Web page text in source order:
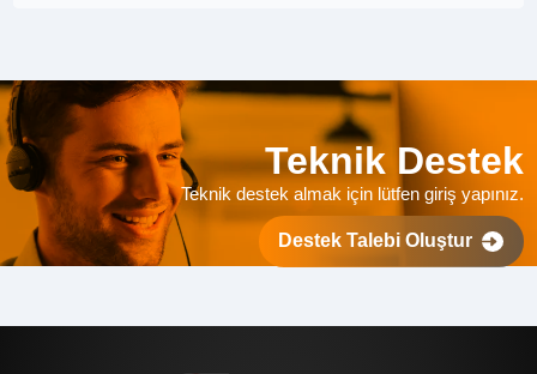
Teknik Destek
Teknik destek almak için lütfen giriş yapınız.
Destek Talebi Oluştur